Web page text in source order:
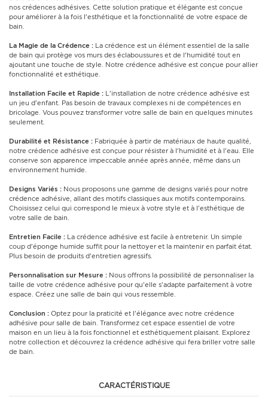
nos crédences adhésives. Cette solution pratique et élégante est conçue
pour améliorer à la fois l'esthétique et la fonctionnalité de votre espace de
bain.
La Magie de la Crédence : La crédence est un élément essentiel de la salle
de bain qui protège vos murs des éclaboussures et de l'humidité tout en
ajoutant une touche de style. Notre crédence adhésive est conçue pour allier
fonctionnalité et esthétique.
Installation Facile et Rapide : L'installation de notre crédence adhésive est
un jeu d'enfant. Pas besoin de travaux complexes ni de compétences en
bricolage. Vous pouvez transformer votre salle de bain en quelques minutes
seulement.
Durabilité et Résistance : Fabriquée à partir de matériaux de haute qualité,
notre crédence adhésive est conçue pour résister à l'humidité et à l'eau. Elle
conserve son apparence impeccable année après année, même dans un
environnement humide.
Designs Variés : Nous proposons une gamme de designs variés pour notre
crédence adhésive, allant des motifs classiques aux motifs contemporains.
Choisissez celui qui correspond le mieux à votre style et à l'esthétique de
votre salle de bain.
Entretien Facile : La crédence adhésive est facile à entretenir. Un simple
coup d'éponge humide suffit pour la nettoyer et la maintenir en parfait état.
Plus besoin de produits d'entretien agressifs.
Personnalisation sur Mesure : Nous offrons la possibilité de personnaliser la
taille de votre crédence adhésive pour qu'elle s'adapte parfaitement à votre
espace. Créez une salle de bain qui vous ressemble.
Conclusion : Optez pour la praticité et l'élégance avec notre crédence
adhésive pour salle de bain. Transformez cet espace essentiel de votre
maison en un lieu à la fois fonctionnel et esthétiquement plaisant. Explorez
notre collection et découvrez la crédence adhésive qui fera briller votre salle
de bain.
CARACTÉRISTIQUE